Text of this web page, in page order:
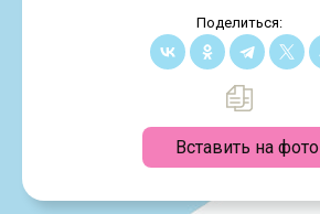
Поделиться:
Вставить на фото